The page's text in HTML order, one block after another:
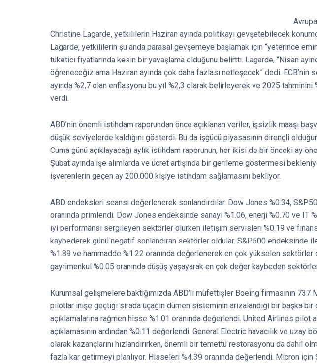
Christine Lagarde, yetkililerin Haziran ayında politikayı gevşetebilecek
Lagarde, yetkililerin şu anda parasal gevşemeye başlamak için “yeterince
tüketici fiyatlarında kesin bir yavaşlama olduğunu belirtti. Lagarde, “Nisan
öğreneceğiz ama Haziran ayında çok daha fazlası netleşecek” dedi. ECB’nin
ayında %2,7 olan enflasyonu bu yıl %2,3 olarak belirleyerek ve 2025 tahminini
verdi.
ABD’nin önemli istihdam raporundan önce açıklanan veriler, işsizlik maaşı
düşük seviyelerde kaldığını gösterdi. Bu da işgücü piyasasının dirençli
Cuma günü açıklayacağı aylık istihdam raporunun, her ikisi de bir önceki ay
Şubat ayında işe alımlarda ve ücret artışında bir gerileme göstermesi
işverenlerin geçen ay 200.000 kişiye istihdam sağlamasını bekliyor.
ABD endeksleri seansı değerlenerek sonlandırdılar. Dow Jones %0.34,
oranında primlendi. Dow Jones endeksinde sanayi %1.06, enerji %0.70 ve IT
iyi performansı sergileyen sektörler olurken iletişim servisleri %0.19 ve
kaybederek günü negatif sonlandıran sektörler oldular. S&P500 endeksinde
%1.89 ve hammadde %1.22 oranında değerlenerek en çok yükselen sektörler
gayrimenkul %0.05 oranında düşüş yaşayarak en çok değer kaybeden
Kurumsal gelişmelere baktığımızda ABD’li müfettişler Boeing firmasının 737
pilotlar inişe geçtiği sırada uçağın dümen sisteminin arızalandığı bir başka bir
açıklamalarına rağmen hisse %1.01 oranında değerlendi. United Airlines pilot
açıklamasının ardından %0.11 değerlendi. General Electric havacılık ve uzay
olarak kazançlarını hızlandırırken, önemli bir temettü restorasyonu da dahil
fazla kar getirmeyi planlıyor. Hisseleri %4.39 oranında değerlendi. Micron